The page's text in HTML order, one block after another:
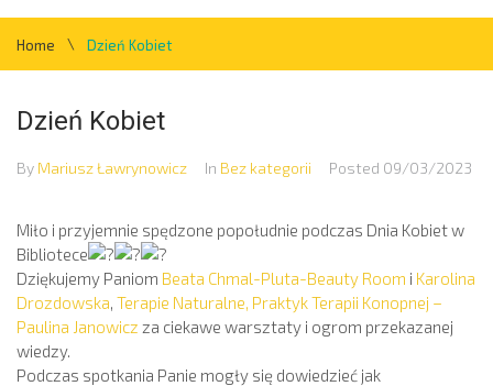
Home \ Dzień Kobiet
Dzień Kobiet
By Mariusz Ławrynowicz In Bez kategorii Posted 09/03/2023
Miło i przyjemnie spędzone popołudnie podczas Dnia Kobiet w
Bibliotece
Dziękujemy Paniom Beata Chmal-Pluta-Beauty Room i Karolina
Drozdowska Terapie Naturalne, Praktyk Terapii Konopnej –
Paulina Janowicz za ciekawe warsztaty i ogrom przekazanej
wiedzy.
Podczas spotkania Panie mogły się dowiedzieć jak